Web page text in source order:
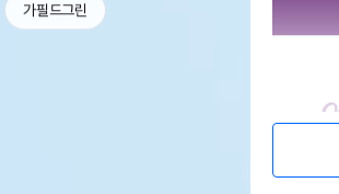
가필드그린